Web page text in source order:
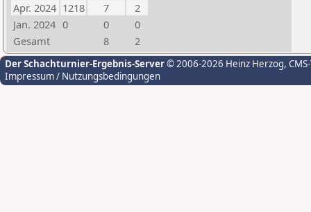
Apr. 2024 1218 7
2
Jan. 2024 0 0
0
Gesamt
8 2
Der Schachturnier-Ergebnis-Server© 2006-2026 Heinz Herzog,
Impressum / Nutzungsbedingungen